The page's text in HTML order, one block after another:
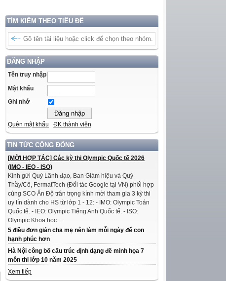
TÌM KIẾM THEO TIÊU ĐỀ
ĐĂNG NHẬP
Tên truy nhập
Mật khẩu
Ghi nhớ
Quên mật khẩu ĐK thành viên
TIN TỨC CỘNG ĐỒNG
[MỜI HỢP TÁC] Các kỳ thi Olympic Quốc tế 2026
(IMO - IEO - ISO)
Kính gửi Quý Lãnh đạo, Ban Giám hiệu và Quý
Thầy/Cô, FermatTech (Đối tác Google tại VN) phối hợp
cùng SCO Ấn Độ trân trọng kính mời tham gia 3 kỳ thi
uy tín dành cho HS từ lớp 1 - 12: - IMO: Olympic Toán
Quốc tế. - IEO: Olympic Tiếng Anh Quốc tế. - ISO:
Olympic Khoa học...
5 điều đơn giản cha mẹ nên làm mỗi ngày để con
hạnh phúc hơn
Hà Nội công bố cấu trúc định dạng đề minh họa 7
môn thi lớp 10 năm 2025
Xem tiếp